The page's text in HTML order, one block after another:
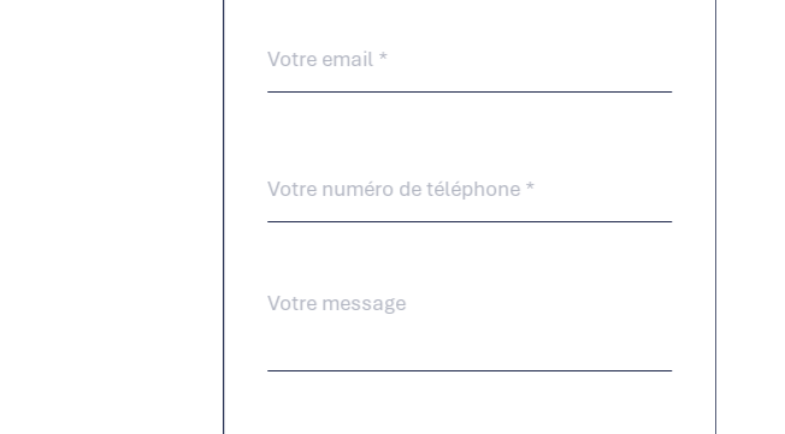
*
*
Fieldset
défaut
Message
*